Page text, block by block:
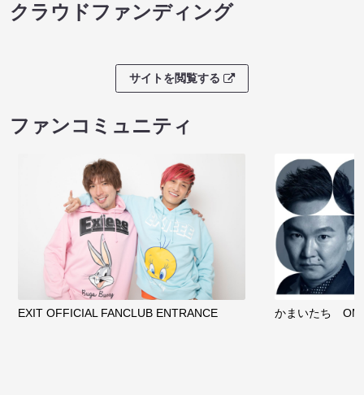
クラウドファンディング
サイトを閲覧する
ファンコミュニティ
EXIT OFFICIAL FANCLUB ENTRANCE かまいたち